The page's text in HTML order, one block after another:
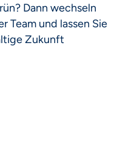
Dann wechseln
Team und lassen Sie
Zukunft